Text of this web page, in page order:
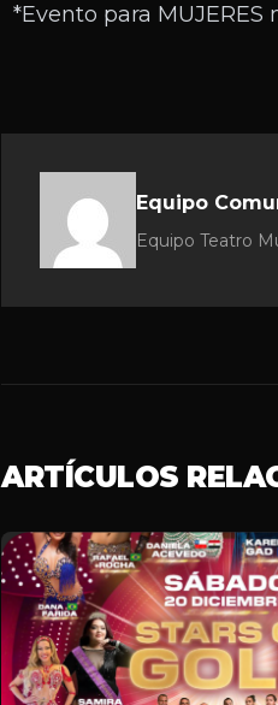
*Evento para
Equipo
Equipo Teatro
ARTÍCULOS